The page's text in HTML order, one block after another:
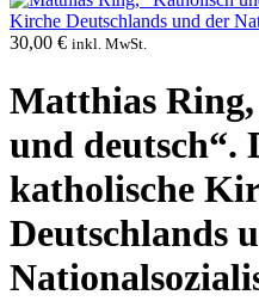
30,00 € inkl. MwSt.
Matthias
und deutsch“.
katholische
Deutschlands